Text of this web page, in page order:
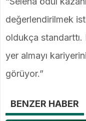
değerlendirilmek
oldukça
yer almayı
görüyor.”
BENZER HABER